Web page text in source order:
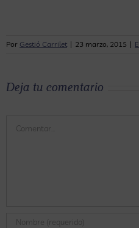
Por Gestió Carrilet | 23 marzo, 2015 |
Deja tu comentario
Comentar